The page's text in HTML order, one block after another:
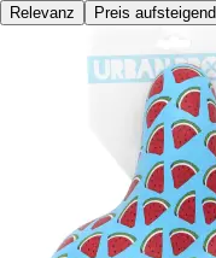
Relevanz
Preis aufsteigend